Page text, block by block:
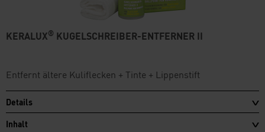
KERALUX® KUGELSCHREIBER-ENTFERNER II
Entfernt ältere Kuliflecken + Tinte + Lippenstift
Details
Inhalt